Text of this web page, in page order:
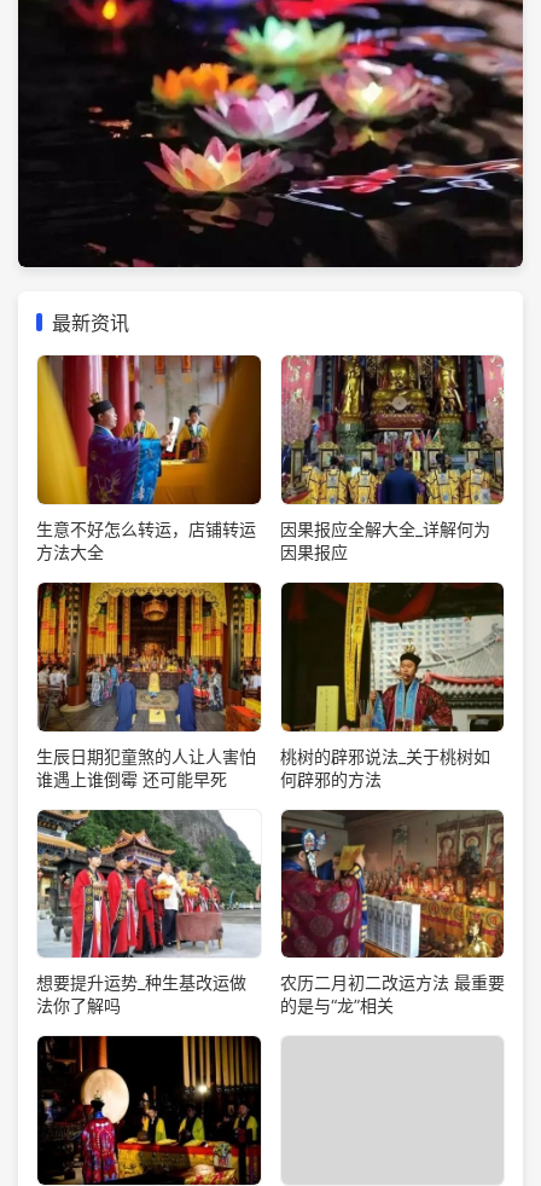
最新资讯
生意不好怎么转运，店铺转运
方法大全
因果报应全解大全_详解何为
因果报应
生辰日期犯童煞的人让人害怕
谁遇上谁倒霉 还可能早死
桃树的辟邪说法_关于桃树如
何辟邪的方法
想要提升运势_种生基改运做
法你了解吗
农历二月初二改运方法 最重要
的是与“龙”相关